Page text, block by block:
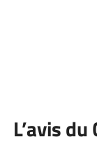
L’avis